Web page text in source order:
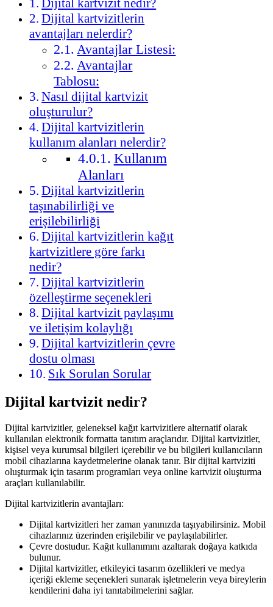
Dijital kartvizit nedir?
Dijital kartvizitlerin
avantajları nelerdir?
Avantajlar Listesi:
Avantajlar
Tablosu:
Nasıl dijital kartvizit
oluşturulur?
Dijital kartvizitlerin
kullanım alanları nelerdir?
Kullanım
Alanları
Dijital kartvizitlerin
taşınabilirliği ve
erişilebilirliği
Dijital kartvizitlerin kağıt
kartvizitlere göre farkı
nedir?
Dijital kartvizitlerin
özelleştirme seçenekleri
Dijital kartvizit paylaşımı
ve iletişim kolaylığı
Dijital kartvizitlerin çevre
dostu olması
Sık Sorulan Sorular
Dijital kartvizit nedir?
Dijital kartvizitler, geleneksel kağıt kartvizitlere alternatif olarak
kullanılan elektronik formatta tanıtım araçlarıdır. Dijital kartvizitler,
kişisel veya kurumsal bilgileri içerebilir ve bu bilgileri kullanıcıların
mobil cihazlarına kaydetmelerine olanak tanır. Bir dijital kartviziti
oluşturmak için tasarım programları veya online kartvizit oluşturma
araçları kullanılabilir.
Dijital kartvizitlerin avantajları:
Dijital kartvizitleri her zaman yanınızda taşıyabilirsiniz. Mobil
cihazlarınız üzerinden erişilebilir ve paylaşılabilirler.
Çevre dostudur. Kağıt kullanımını azaltarak doğaya katkıda
bulunur.
Dijital kartvizitler, etkileyici tasarım özellikleri ve medya
içeriği ekleme seçenekleri sunarak işletmelerin veya bireylerin
kendilerini daha iyi tanıtabilmelerini sağlar.